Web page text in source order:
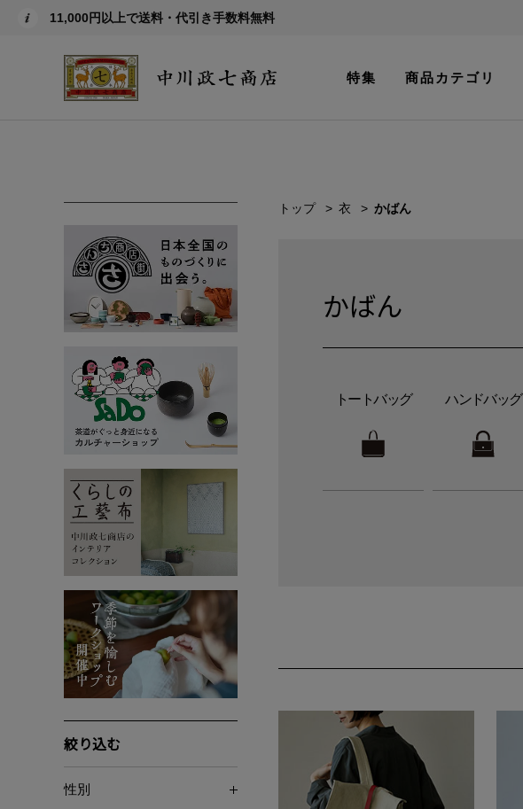
11,000円以上で送料・代引き手数料無料
特集 商品カテゴリ
絞り込む
性別
トップ 衣 かばん
かばん
トートバッグ ハンドバッグ